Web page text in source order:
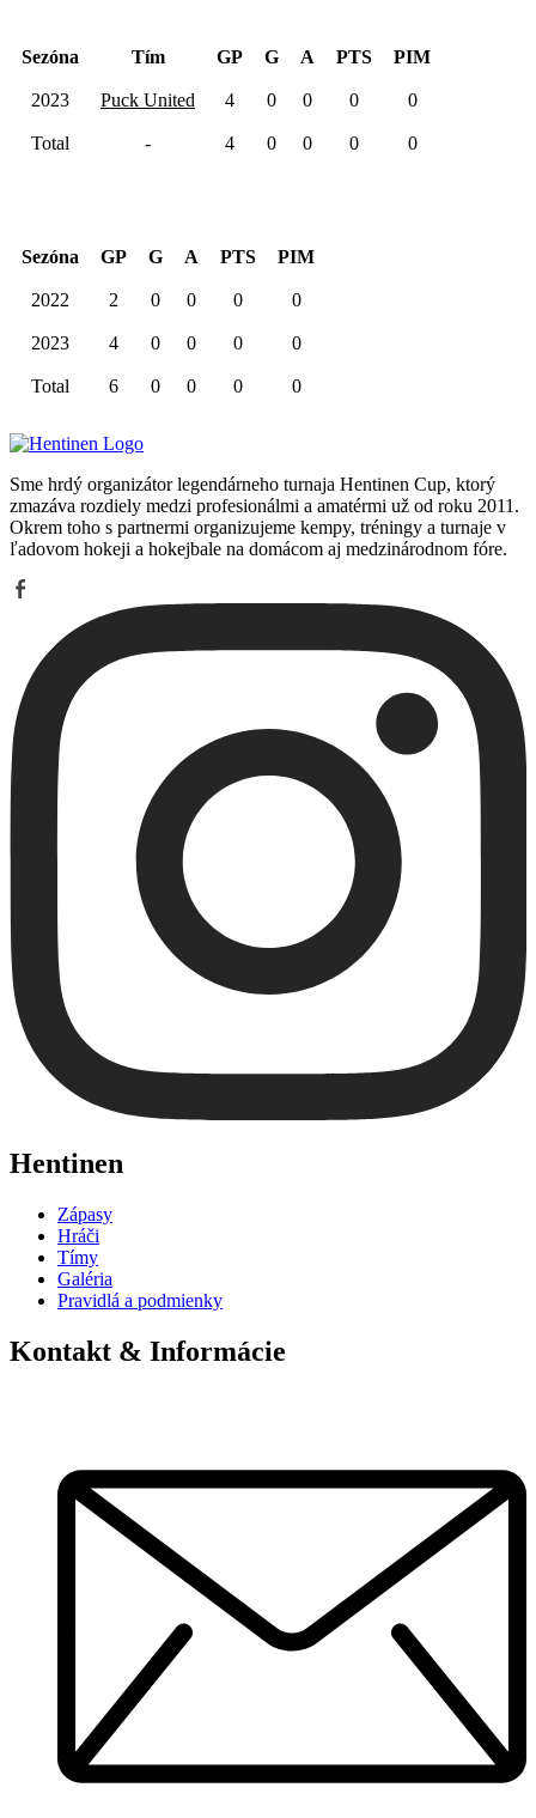
Sezóna Tím GP G A PTS PIM
2023 Puck United 4 0 0 0 0
Total - 4 0 0 0 0
Sezóna GP G A PTS PIM
2022 2 0 0 0 0
2023 4 0 0 0 0
Total 6 0 0 0 0
Sme hrdý organizátor legendárneho turnaja Hentinen Cup, ktorý
zmazáva rozdiely medzi profesionálmi a amatérmi už od roku 2011.
Okrem toho s partnermi organizujeme kempy, tréningy a turnaje v
ľadovom hokeji a hokejbale na domácom aj medzinárodnom fóre.
Hentinen
Zápasy
Hráči
Tímy
Galéria
Pravidlá a podmienky
Kontakt & Informácie